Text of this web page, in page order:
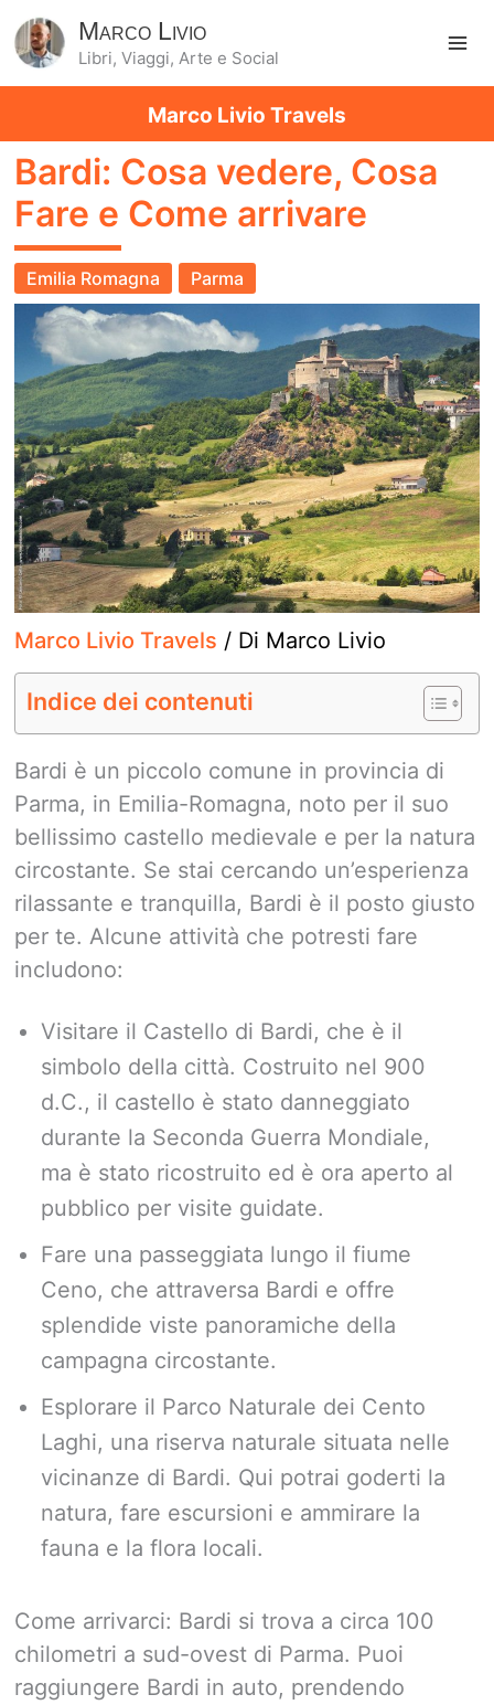
Marco Livio
Libri, Viaggi, Arte e Social
Marco Livio Travels
Bardi: Cosa vedere, Cosa
Fare e Come arrivare
Emilia Romagna Parma
Marco Livio Travels / Di Marco Livio
Indice dei contenuti
Bardi è un piccolo comune in provincia di
Parma, in Emilia-Romagna, noto per il suo
bellissimo castello medievale e per la natura
circostante. Se stai cercando un’esperienza
rilassante e tranquilla, Bardi è il posto giusto
per te. Alcune attività che potresti fare
includono:
Visitare il Castello di Bardi, che è il
simbolo della città. Costruito nel 900
d.C., il castello è stato danneggiato
durante la Seconda Guerra Mondiale,
ma è stato ricostruito ed è ora aperto al
pubblico per visite guidate.
Fare una passeggiata lungo il fiume
Ceno, che attraversa Bardi e offre
splendide viste panoramiche della
campagna circostante.
Esplorare il Parco Naturale dei Cento
Laghi, una riserva naturale situata nelle
vicinanze di Bardi. Qui potrai goderti la
natura, fare escursioni e ammirare la
fauna e la flora locali.
Come arrivarci: Bardi si trova a circa 100
chilometri a sud-ovest di Parma. Puoi
raggiungere Bardi in auto, prendendo